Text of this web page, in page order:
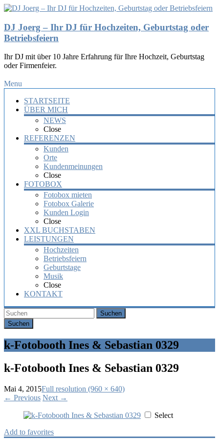
DJ Joerg – Ihr DJ für Hochzeiten, Geburtstag oder
Betriebsfeiern
Ihr DJ mit über 10 Jahre Erfahrung für Ihre Hochzeit, Geburtstag
oder Firmenfeier.
Menu
STARTSEITE
ÜBER MICH
NEWS
Close
REFERENZEN
Kunden
Orte
Kundenmeinungen
Close
FOTOBOX
Fotobox mieten
Fotobox Galerie
Kunden Login
Close
XXL BUCHSTABEN
LEISTUNGEN
Hochzeiten
Betriebsfeiern
Geburtstage
Musik
Close
KONTAKT
Suchen
k-Fotobooth Ines & Sebastian 0329
k-Fotobooth Ines & Sebastian 0329
Mai 4, 2015Full resolution (960 × 640)
← Previous Next →
Select
Add to favorites